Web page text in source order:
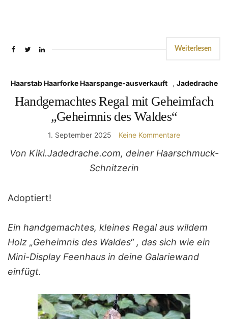
Weiterlesen
Haarstab Haarforke Haarspange-ausverkauft , Jadedrache
Handgemachtes Regal mit Geheimfach
„Geheimnis des Waldes“
1. September 2025 Keine Kommentare
Von Kiki.Jadedrache.com, deiner Haarschmuck-
Schnitzerin
Adoptiert!
Ein handgemachtes, kleines Regal aus wildem
Holz „Geheimnis des Waldes“ , das sich wie ein
Mini-Display Feenhaus in deine Galariewand
einfügt.